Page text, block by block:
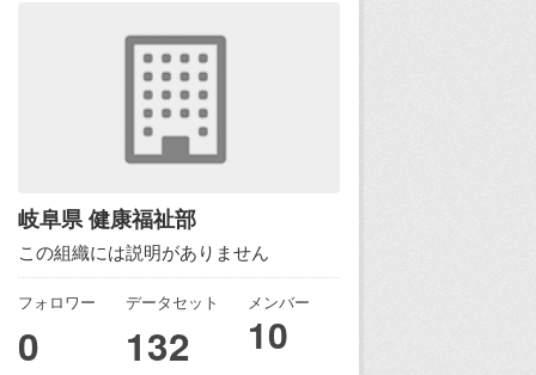
岐阜県 健康福祉部
この組織には説明がありません
フォロワー
0
データセット
132
メンバー
10